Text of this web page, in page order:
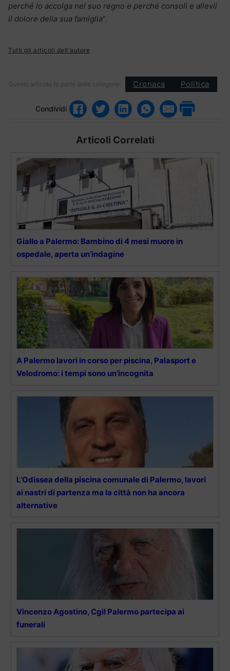
perché lo accolga nel suo regno e perché consoli e allevii
il dolore della sua famiglia“.
Tutti gli articoli dell'autore
Questo articolo fa parte delle categorie: Cronaca Politica
Condividi
Articoli Correlati
Giallo a Palermo: Bambino di 4 mesi muore in
ospedale, aperta un’indagine
A Palermo lavori in corso per piscina, Palasport e
Velodromo: i tempi sono un’incognita
L’Odissea della piscina comunale di Palermo, lavori
ai nastri di partenza ma la città non ha ancora
alternative
Vincenzo Agostino, Cgil Palermo partecipa ai
funerali